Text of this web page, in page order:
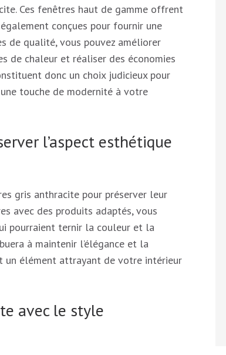
Ces fenêtres haut de gamme offrent
conçues pour fournir une
de qualité, vous pouvez améliorer
de chaleur et réaliser des économies
donc un choix judicieux pour
touche de modernité à votre
l’aspect esthétique
gris anthracite pour préserver leur
avec des produits adaptés, vous
pourraient ternir la couleur et la
à maintenir l’élégance et la
un élément attrayant de votre intérieur
avec le style